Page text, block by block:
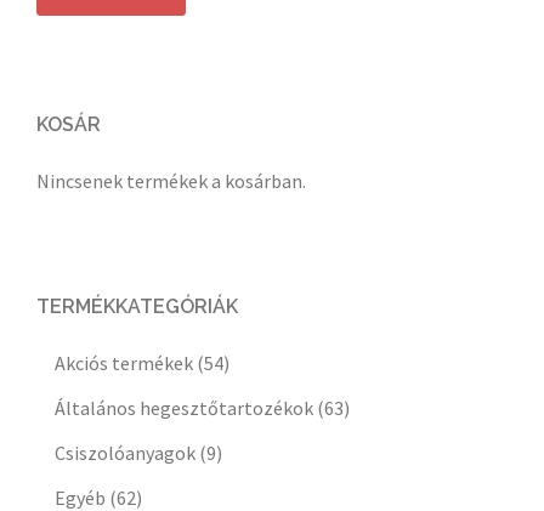
KOSÁR
Nincsenek termékek a kosárban.
TERMÉKKATEGÓRIÁK
Akciós termékek (54)
Általános hegesztőtartozékok (63)
Csiszolóanyagok (9)
Egyéb (62)